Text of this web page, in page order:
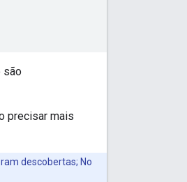
são
precisar mais
descobertas; No